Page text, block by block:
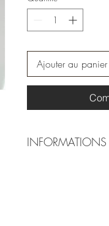
Ajouter au panier
INFORMATIONS